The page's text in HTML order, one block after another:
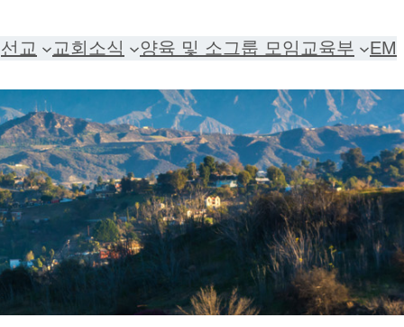
선교 교회소식 양육 및 소그룹 모임 교육부 EM